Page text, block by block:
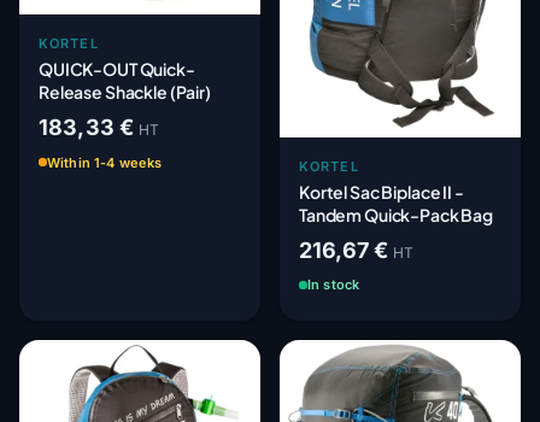
KORTEL
QUICK-OUT Quick-
Release Shackle (Pair)
183,33 € HT
Within 1-4 weeks KORTEL
Kortel Sac Biplace II -
Tandem Quick-Pack Bag
216,67 € HT
In stock